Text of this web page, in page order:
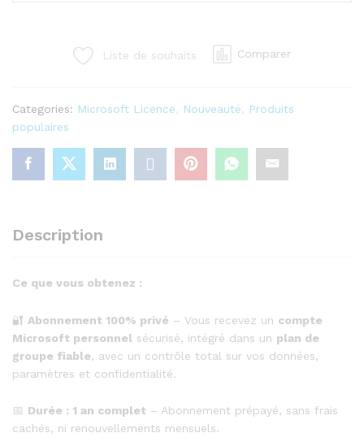
quantity
Liste de souhaits Comparer
Categories: Microsoft Licence Nouveauté
Produits
populaires
Description
Ce que vous obtenez :
🔐 Abonnement 100% privé – Vous recevez un compte
Microsoft personnel sécurisé, intégré dans un plan de
groupe fiable, avec un contrôle total sur vos données,
paramètres et confidentialité.
📅 Durée : 1 an complet – Abonnement prépayé, sans frais
cachés, ni renouvellements mensuels.